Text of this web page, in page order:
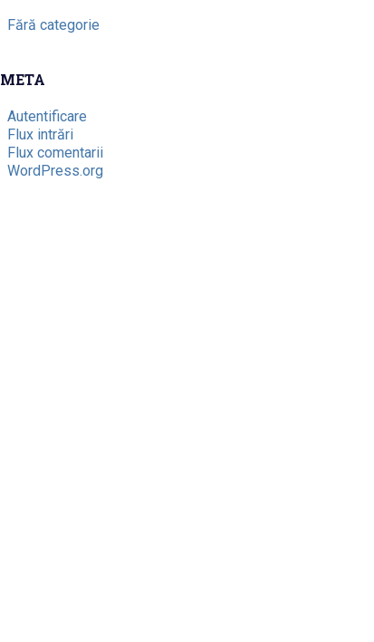
Fără categorie
META
Autentificare
Flux intrări
Flux comentarii
WordPress.org